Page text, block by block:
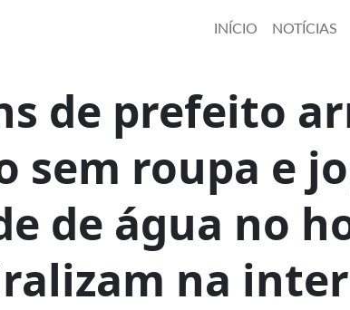
INÍCIO NOTÍCIAS
de prefeito
sem roupa e
de água no
na